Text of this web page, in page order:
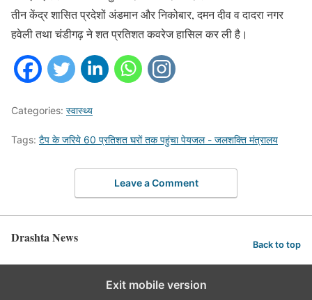
तीन केंद्र शासित प्रदेशों अंडमान और निकोबार, दमन दीव व दादरा नगर
हवेली तथा चंडीगढ़ ने शत प्रतिशत कवरेज हासिल कर ली है।
Categories: स्वास्थ्य
Tags: टैप के जरिये 60 प्रतिशत घरों तक पहुंचा पेयजल - जलशक्ति मंत्रालय
Leave a Comment
Drashta News Back to top
Exit mobile version